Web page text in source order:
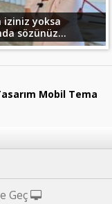
iziniz yoksa
sözünüz...
Mobil Tema
Geç